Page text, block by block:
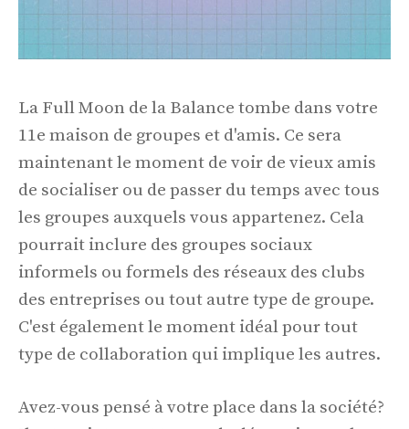
La Full Moon de la Balance tombe dans votre
11e maison de groupes et d'amis. Ce sera
maintenant le moment de voir de vieux amis
de socialiser ou de passer du temps avec tous
les groupes auxquels vous appartenez. Cela
pourrait inclure des groupes sociaux
informels ou formels des réseaux des clubs
des entreprises ou tout autre type de groupe.
C'est également le moment idéal pour tout
type de collaboration qui implique les autres.
Avez-vous pensé à votre place dans la société?